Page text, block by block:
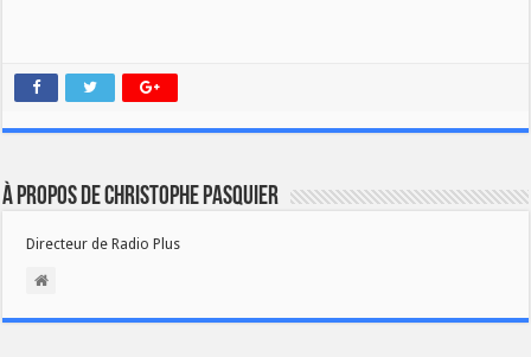
À propos de Christophe PASQUIER
Directeur de Radio Plus